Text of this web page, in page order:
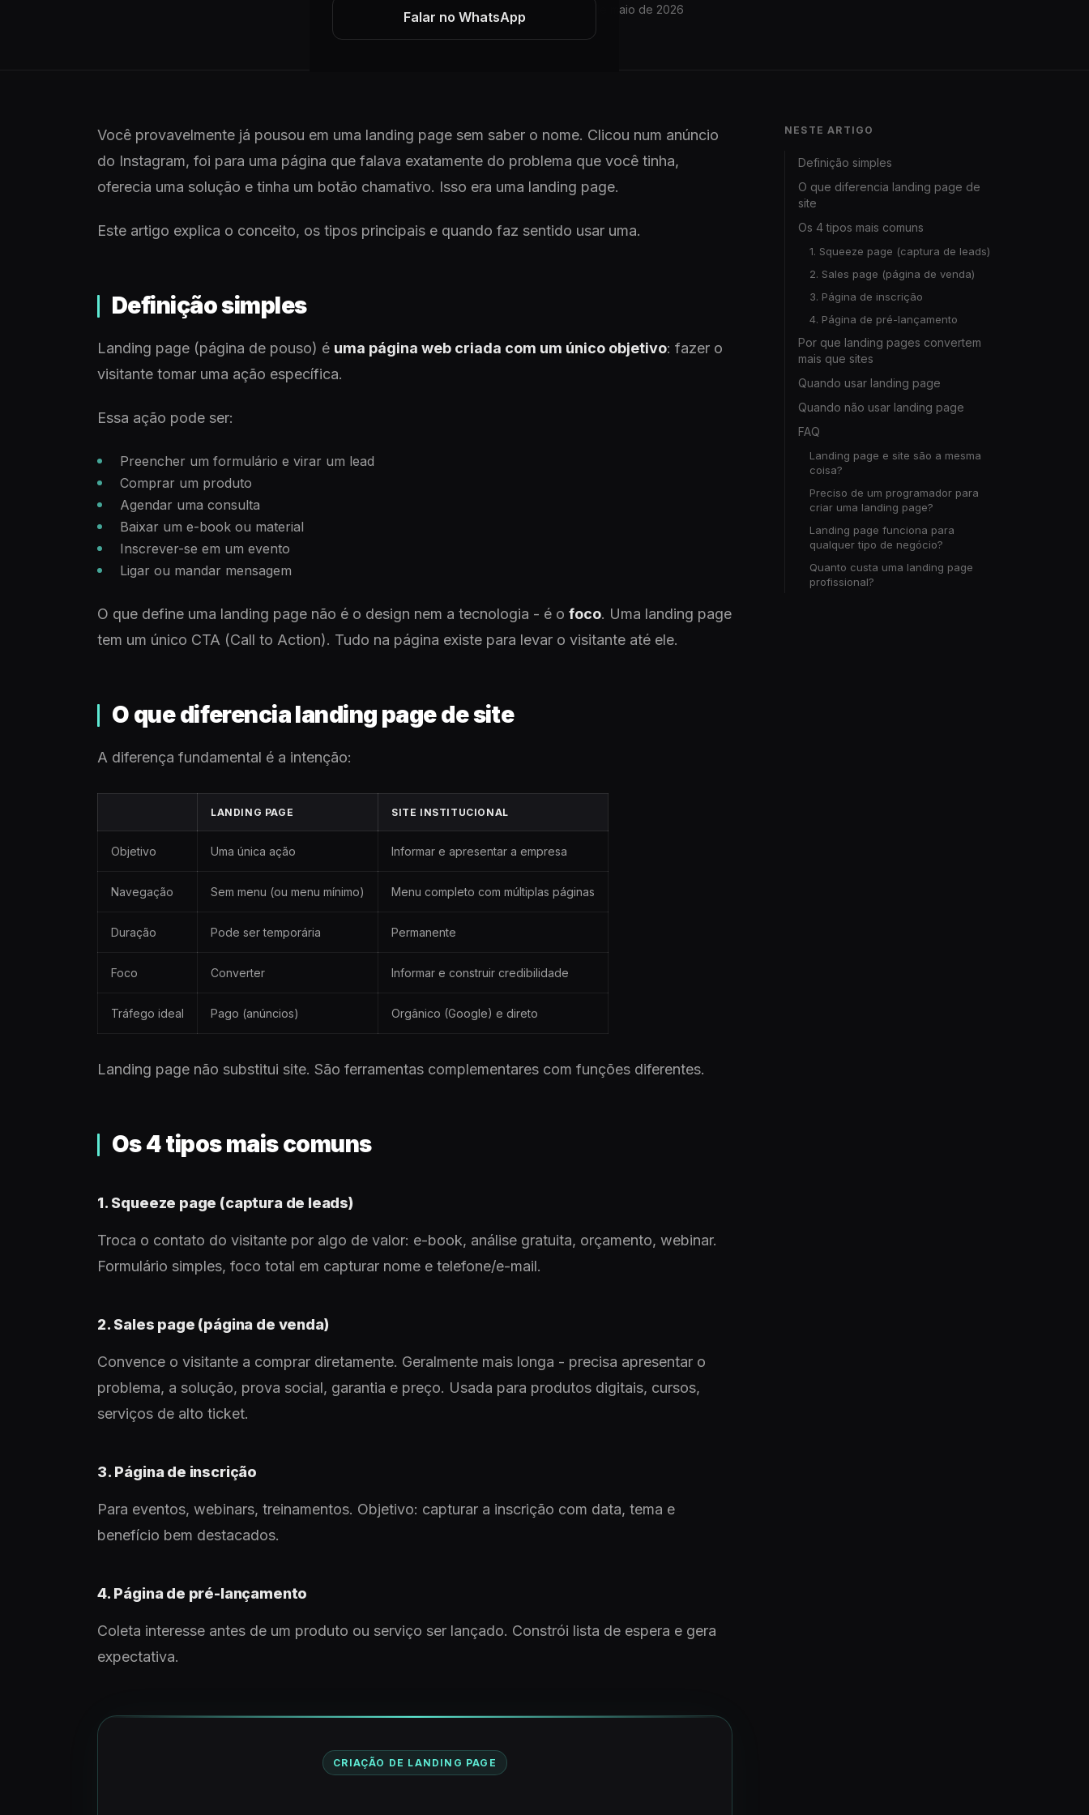
Falar no WhatsApp
ARTIGO 6 min de leitura 01 de maio de 2026
Você provavelmente já pousou em uma landing page sem saber o nome. Clicou num anúncio
do Instagram, foi para uma página que falava exatamente do problema que você tinha,
oferecia uma solução e tinha um botão chamativo. Isso era uma landing page.
Este artigo explica o conceito, os tipos principais e quando faz sentido usar uma.
Definição simples
Landing page (página de pouso) é uma página web criada com um único objetivo: fazer o
visitante tomar uma ação específica.
Essa ação pode ser:
Preencher um formulário e virar um lead
Comprar um produto
Agendar uma consulta
Baixar um e-book ou material
Inscrever-se em um evento
Ligar ou mandar mensagem
O que define uma landing page não é o design nem a tecnologia - é o foco. Uma landing page
tem um único CTA (Call to Action). Tudo na página existe para levar o visitante até ele.
O que diferencia landing page de site
A diferença fundamental é a intenção:
LANDING PAGE SITE INSTITUCIONAL
Objetivo Uma única ação Informar e apresentar a empresa
Navegação Sem menu (ou menu mínimo) Menu completo com múltiplas páginas
Duração Pode ser temporária Permanente
Foco Converter Informar e construir credibilidade
Tráfego ideal Pago (anúncios) Orgânico (Google) e direto
Landing page não substitui site. São ferramentas complementares com funções diferentes.
Os 4 tipos mais comuns
1. Squeeze page (captura de leads)
Troca o contato do visitante por algo de valor: e-book, análise gratuita, orçamento, webinar.
Formulário simples, foco total em capturar nome e telefone/e-mail.
2. Sales page (página de venda)
Convence o visitante a comprar diretamente. Geralmente mais longa - precisa apresentar o
problema, a solução, prova social, garantia e preço. Usada para produtos digitais, cursos,
serviços de alto ticket.
3. Página de inscrição
Para eventos, webinars, treinamentos. Objetivo: capturar a inscrição com data, tema e
benefício bem destacados.
4. Página de pré-lançamento
Coleta interesse antes de um produto ou serviço ser lançado. Constrói lista de espera e gera
expectativa.
CRIAÇÃO DE LANDING PAGE
NESTE ARTIGO
Definição simples
O que diferencia landing page de
site
Os 4 tipos mais comuns
1. Squeeze page (captura de leads)
2. Sales page (página de venda)
3. Página de inscrição
4. Página de pré-lançamento
Por que landing pages convertem
mais que sites
Quando usar landing page
Quando não usar landing page
FAQ
Landing page e site são a mesma
coisa?
Preciso de um programador para
criar uma landing page?
Landing page funciona para
qualquer tipo de negócio?
Quanto custa uma landing page
profissional?